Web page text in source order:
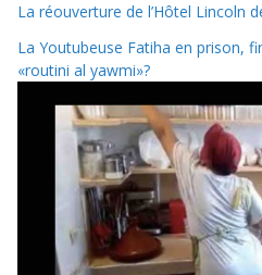
La réouverture de l’Hôtel Lincoln
La Youtubeuse Fatiha en prison,
«routini al yawmi»?